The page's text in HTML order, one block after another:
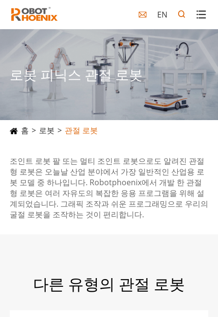
 EN
로봇 피닉스 관절 로봇
홈 로봇 관절 로봇
조인트 로봇 팔 또는 멀티 조인트 로봇으로도 알려진 관절
형 로봇은 오늘날 산업 분야에서 가장 일반적인 산업용 로
봇 모델 중 하나입니다. Robotphoenix에서 개발 한 관절
형 로봇은 여러 자유도의 복잡한 응용 프로그램을 위해 설
계되었습니다. 그래픽 조작과 쉬운 프로그래밍으로 우리의
굴절 로봇을 조작하는 것이 편리합니다.
다른 유형의 관절 로봇